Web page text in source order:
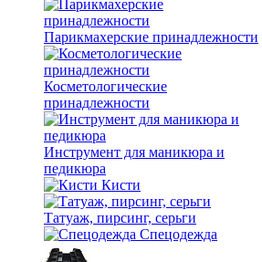
Парикмахерские принадлежности
Косметологические
принадлежности
Инструмент для маникюра и
педикюра
Кисти
Татуаж, пирсинг, серьги
Спецодежда